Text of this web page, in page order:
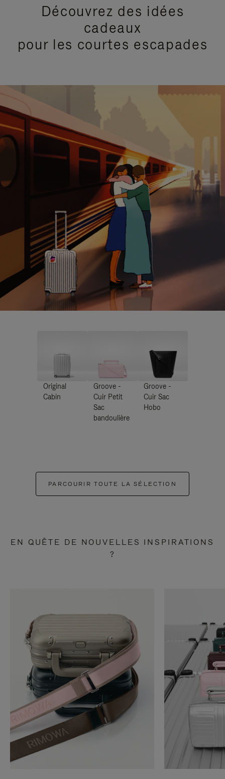
Découvrez des idées
cadeaux
pour les courtes escapades
Original
Cabin
Groove -
Cuir Petit
Sac
bandoulière
Groove -
Cuir Sac
Hobo
PARCOURIR TOUTE LA SÉLECTION
EN QUÊTE DE NOUVELLES INSPIRATIONS
?